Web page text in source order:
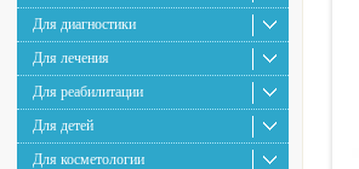
Для диагностики
Для лечения
Для реабилитации
Для детей
Для косметологии